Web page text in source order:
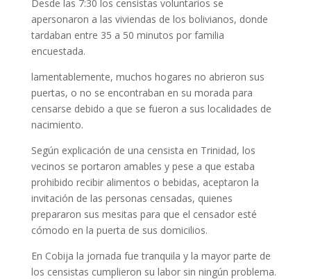
Desde las 7:30 los censistas voluntarios se
apersonaron a las viviendas de los bolivianos, donde
tardaban entre 35 a 50 minutos por familia
encuestada.
lamentablemente, muchos hogares no abrieron sus
puertas, o no se encontraban en su morada para
censarse debido a que se fueron a sus localidades de
nacimiento.
Según explicación de una censista en Trinidad, los
vecinos se portaron amables y pese a que estaba
prohibido recibir alimentos o bebidas, aceptaron la
invitación de las personas censadas, quienes
prepararon sus mesitas para que el censador esté
cómodo en la puerta de sus domicilios.
En Cobija la jornada fue tranquila y la mayor parte de
los censistas cumplieron su labor sin ningún problema.